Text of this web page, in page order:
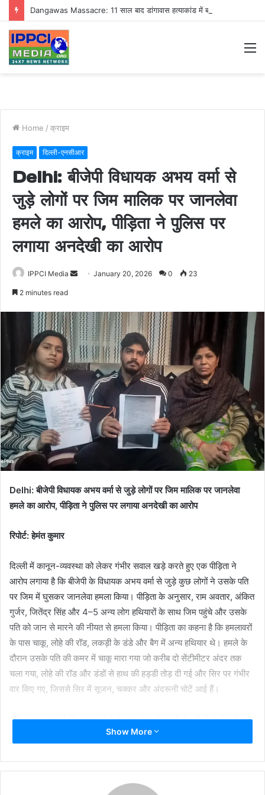
Home / क्राइम
क्राइम दिल्ली-एनसीआर
Delhi: बीजेपी विधायक अभय वर्मा से
जुड़े लोगों पर जिम मालिक पर जानलेवा
हमले का आरोप, पीड़िता ने पुलिस पर
लगाया अनदेखी का आरोप
IPPCI Media
SendJanuary 20, 2026 0 23
2 minutes read
Delhi: बीजेपी विधायक अभय वर्मा से जुड़े लोगों पर जिम मालिक पर जानलेवा
हमले का आरोप, पीड़िता ने पुलिस पर लगाया अनदेखी का आरोप
रिपोर्ट: हेमंत कुमार
दिल्ली में कानून-व्यवस्था को लेकर गंभीर सवाल खड़े करते हुए एक पीड़िता ने
आरोप लगाया है कि बीजेपी के विधायक अभय वर्मा से जुड़े कुछ लोगों ने उसके पति
पर जिम में घुसकर जानलेवा हमला किया। पीड़िता के अनुसार, राम अवतार, अंकित
गुर्जर, जितेंद्र सिंह और 4–5 अन्य लोग हथियारों के साथ जिम पहुंचे और उसके
पति को जान से मारने की नीयत से हमला किया। पीड़िता का कहना है कि हमलावरों
के पास चाकू, लोहे की रॉड, लकड़ी के डंडे और बैग में अन्य हथियार थे। हमले के
दौरान उसके पति की कमर में चाकू मारा गया जो करीब दो सेंटीमीटर अंदर तक
चला गया, लोहे की रॉड और डंडों से हाथ की हड्डी तोड़ दी गई और सिर पर गंभीर
वार किए गए, जिससे सिर में सूजन, चक्कर और अंदरूनी चोटें आई हैं।
पीड़िता का आरोप है कि हमलावरों में से कुछ लोग पुलिस जैसी वर्दी में थे, जिनमें
विंटर कैप, जैकेट और खाकी पैंट शामिल थी, चेहरे पर मास्क लगा हुआ था।
साफ दिखाई दे रहे हैं। पीड़िता का दावा है कि इस पूरी घटना के वीडियो सबूत उनके
Show More